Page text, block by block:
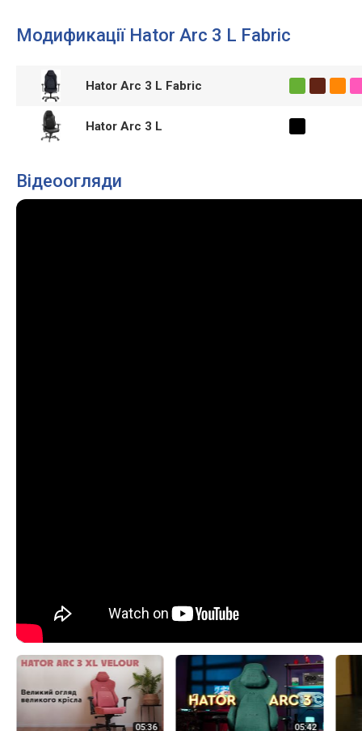
Модификації Hator Arc 3 L Fabric
Hator Arc 3 L Fabric
Hator Arc 3 L
Відеоогляди